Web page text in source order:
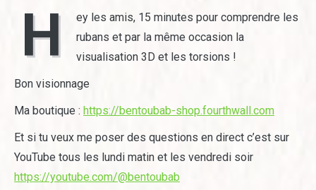
H
ey les amis, 15 minutes pour comprendre les
rubans et par la même occasion la
visualisation 3D et les torsions !
Bon visionnage
Ma boutique : https://bentoubab-shop.fourthwall.com
Et si tu veux me poser des questions en direct c’est sur
YouTube tous les lundi matin et les vendredi soir
https://youtube.com/@bentoubab